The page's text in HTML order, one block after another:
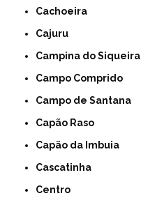
Cachoeira
Cajuru
Campina do Siqueira
Campo Comprido
Campo de Santana
Capão Raso
Capão da Imbuia
Cascatinha
Centro